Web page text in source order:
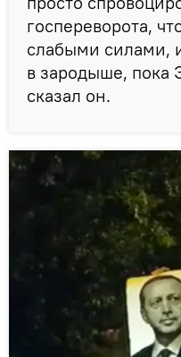
госпереворота,
слабыми силами,
в зародыше, пока
сказал он.